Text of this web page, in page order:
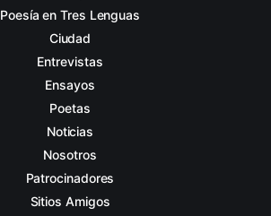
Poesía en Tres Lenguas
Ciudad
Entrevistas
Ensayos
Poetas
Noticias
Nosotros
Patrocinadores
Sitios Amigos